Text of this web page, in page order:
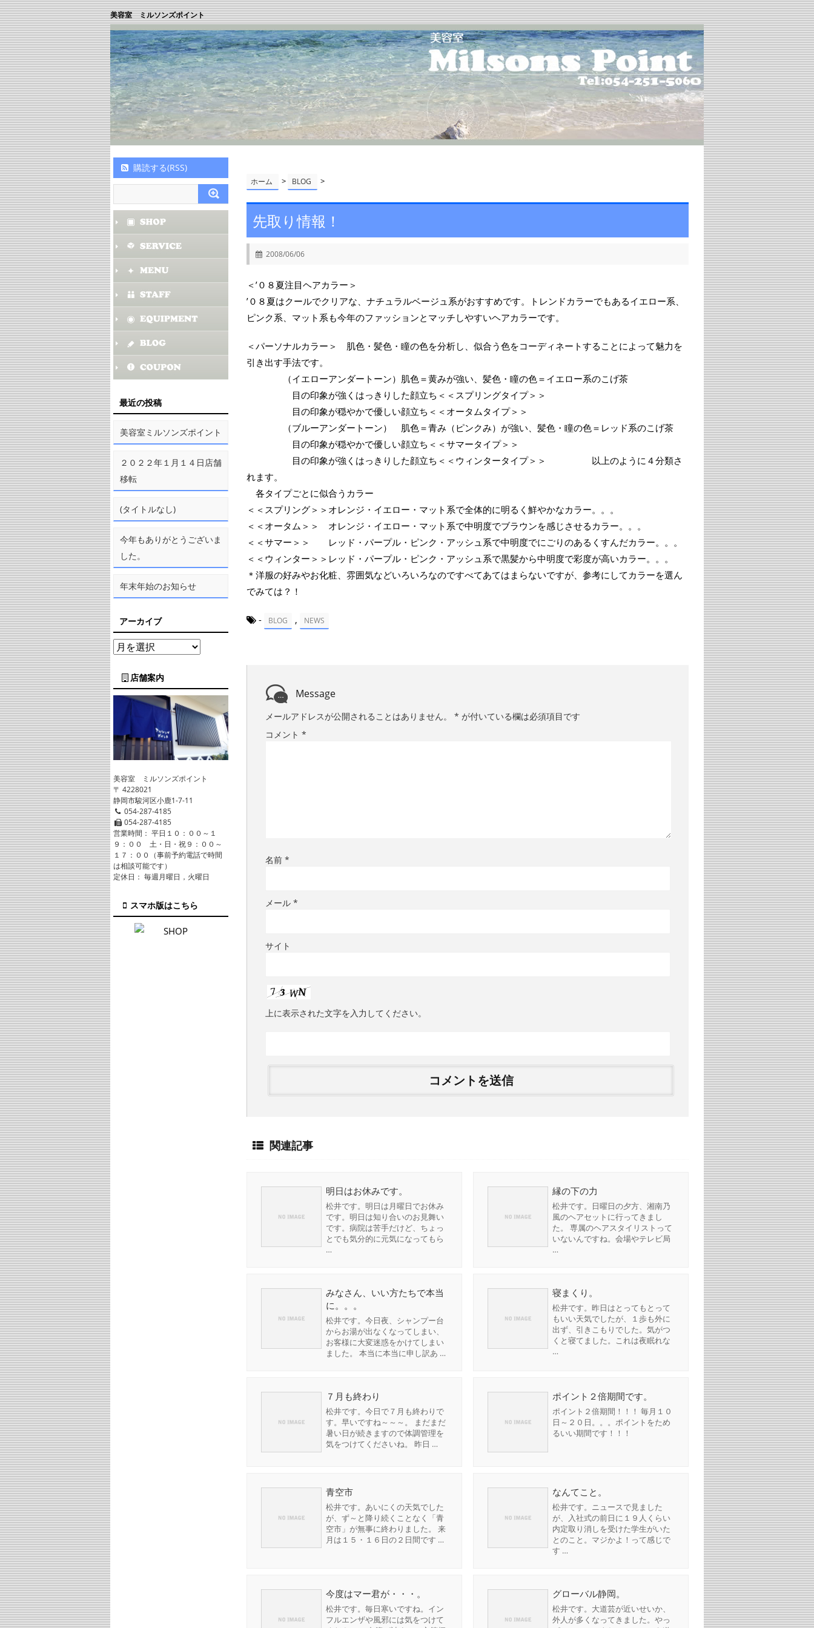
美容室 ミルソンズポイント
ホーム > BLOG >
先取り情報！
2008/06/06
＜’０８夏注目ヘアカラー＞
’０８夏はクールでクリアな、ナチュラルベージュ系がおすすめです。トレンドカラーでもあるイエロー系、
ピンク系、マット系も今年のファッションとマッチしやすいヘアカラーです。
＜パーソナルカラー＞ 肌色・髪色・瞳の色を分析し、似合う色をコーディネートすることによって魅力を
引き出す手法です。
（イエローアンダートーン）肌色＝黄みが強い、髪色・瞳の色＝イエロー系のこげ茶
目の印象が強くはっきりした顔立ち＜＜スプリングタイプ＞＞
目の印象が穏やかで優しい顔立ち＜＜オータムタイプ＞＞
（ブルーアンダートーン） 肌色＝青み（ピンクみ）が強い、髪色・瞳の色＝レッド系のこげ茶
目の印象が穏やかで優しい顔立ち＜＜サマータイプ＞＞
目の印象が強くはっきりした顔立ち＜＜ウィンタータイプ＞＞ 以上のように４分類さ
れます。
各タイプごとに似合うカラー
＜＜スプリング＞＞オレンジ・イエロー・マット系で全体的に明るく鮮やかなカラー。。。
＜＜オータム＞＞ オレンジ・イエロー・マット系で中明度でブラウンを感じさせるカラー。。。
＜＜サマー＞＞ レッド・パープル・ピンク・アッシュ系で中明度でにごりのあるくすんだカラー。。。
＜＜ウィンター＞＞レッド・パープル・ピンク・アッシュ系で黒髪から中明度で彩度が高いカラー。。。
＊洋服の好みやお化粧、雰囲気などいろいろなのですべてあてはまらないですが、参考にしてカラーを選ん
でみては？！
- BLOG , NEWS
Message
メールアドレスが公開されることはありません。 * が付いている欄は必須項目です
コメント *
名前 *
メール *
サイト
上に表示された文字を入力してください。
関連記事
明日はお休みです。
松井です。明日は月曜日でお休み
です。明日は知り合いのお見舞い
です。病院は苦手だけど、ちょっ
とでも気分的に元気になってもら
…
縁の下の力
松井です。日曜日の夕方、湘南乃
風のヘアセットに行ってきまし
た。 専属のヘアスタイリストって
いないんですね。会場やテレビ局
…
みなさん、いい方たちで本当
に。。。
松井です。今日夜、シャンプー台
からお湯が出なくなってしまい、
お客様に大変迷惑をかけてしまい
ました。 本当に本当に申し訳あ …
寝まくり。
松井です。昨日はとってもとって
もいい天気でしたが、１歩も外に
出ず、引きこもりでした。気がつ
くと寝てました。これは夜眠れな
…
７月も終わり
松井です。今日で７月も終わりで
す。早いですね～～～。 まだまだ
暑い日が続きますので体調管理を
気をつけてくださいね。 昨日 …
ポイント２倍期間です。
ポイント２倍期間！！！ 毎月１０
日～２０日。。。ポイントをため
るいい期間です！！！
青空市
松井です。あいにくの天気でした
が、ず～と降り続くことなく「青
空市」が無事に終わりました。 来
月は１５・１６日の２日間です …
なんてこと。
松井です。ニュースで見ました
が、入社式の前日に１９人くらい
内定取り消しを受けた学生がいた
とのこと。マジかよ！って感じで
す …
今度はマー君が・・・。
松井です。毎日寒いですね。イン
フルエンザや風邪には気をつけて
グローバル静岡。
松井です。大道芸が近いせいか、
外人が多くなってきました。やっ
購読する(RSS)
最近の投稿
美容室ミルソンズポイント
２０２２年１月１４日店舗
移転
(タイトルなし)
今年もありがとうございま
した。
年末年始のお知らせ
アーカイブ
店舗案内
美容室 ミルソンズポイント
〒 4228021
静岡市駿河区小鹿1-7-11
054-287-4185
054-287-4185
営業時間： 平日１０：００～１
９：００ 土・日・祝９：００～
１７：００（事前予約電話で時間
は相談可能です）
定休日： 毎週月曜日，火曜日
スマホ版はこちら